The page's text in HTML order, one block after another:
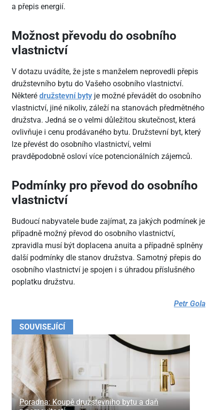
SOUVISEJÍCÍ
Poradna: Koupě družstevního bytu a daň
a přepis energií.
Možnost převodu do osobního
vlastnictví
V dotazu uvádíte, že jste s manželem neprovedli přepis
družstevního bytu do Vašeho osobního vlastnictví.
Některé družstevní byty je možné převádět do osobního
vlastnictví, jiné nikoliv, záleží na stanovách předmětného
družstva. Jedná se o velmi důležitou skutečnost, která
ovlivňuje i cenu prodávaného bytu. Družstevní byt, který
lze převést do osobního vlastnictví, velmi
pravděpodobně osloví více potencionálních zájemců.
Podmínky pro převod do osobního
vlastnictví
Budoucí nabyvatele bude zajímat, za jakých podmínek je
případně možný převod do osobního vlastnictví,
zpravidla musí být doplacena anuita a případně splněny
další podmínky dle stanov družstva. Samotný přepis do
osobního vlastnictví je spojen i s úhradou příslušného
poplatku družstvu.
Petr Gola